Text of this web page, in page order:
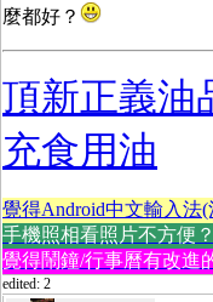
麼都好？
頂新正義
充食用油
覺得Android中文輸入法
手機照相看照片不方便
覺得鬧鐘/行事曆有改
edited: 2